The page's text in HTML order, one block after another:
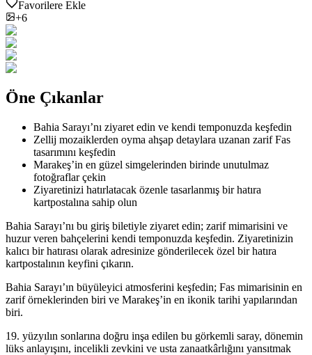
Favorilere Ekle
+6
Öne Çıkanlar
Bahia Sarayı’nı ziyaret edin ve kendi temponuzda keşfedin
Zellij mozaiklerden oyma ahşap detaylara uzanan zarif Fas
tasarımını keşfedin
Marakeş’in en güzel simgelerinden birinde unutulmaz
fotoğraflar çekin
Ziyaretinizi hatırlatacak özenle tasarlanmış bir hatıra
kartpostalına sahip olun
Bahia Sarayı’nı bu giriş biletiyle ziyaret edin; zarif mimarisini ve
huzur veren bahçelerini kendi temponuzda keşfedin. Ziyaretinizin
kalıcı bir hatırası olarak adresinize gönderilecek özel bir hatıra
kartpostalının keyfini çıkarın.
Bahia Sarayı’ın büyüleyici atmosferini keşfedin; Fas mimarisinin en
zarif örneklerinden biri ve Marakeş’in en ikonik tarihi yapılarından
biri.
19. yüzyılın sonlarına doğru inşa edilen bu görkemli saray, dönemin
lüks anlayışını, incelikli zevkini ve usta zanaatkârlığını yansıtmak